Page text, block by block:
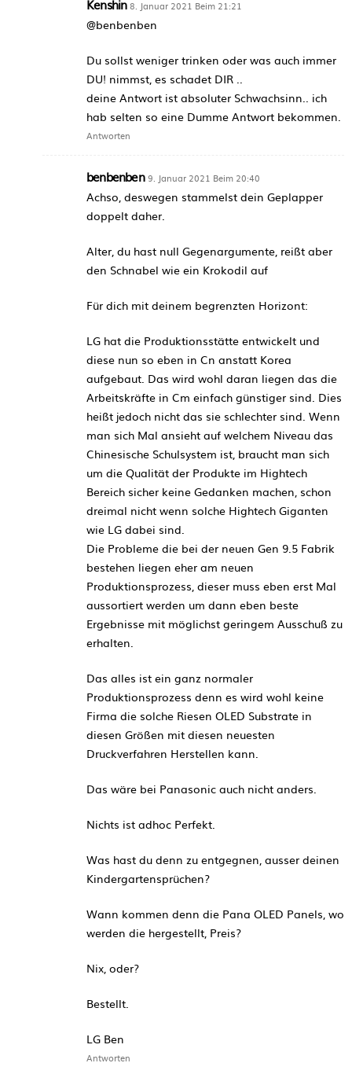
Kenshin 8. Januar 2021 Beim 21:21
@benbenben
Du sollst weniger trinken oder was auch immer
DU! nimmst, es schadet DIR ..
deine Antwort ist absoluter Schwachsinn.. ich
hab selten so eine Dumme Antwort bekommen.
Antworten
benbenben 9. Januar 2021 Beim 20:40
Achso, deswegen stammelst dein Geplapper
doppelt daher.
Alter, du hast null Gegenargumente, reißt aber
den Schnabel wie ein Krokodil auf
Für dich mit deinem begrenzten Horizont:
LG hat die Produktionsstätte entwickelt und
diese nun so eben in Cn anstatt Korea
aufgebaut. Das wird wohl daran liegen das die
Arbeitskräfte in Cm einfach günstiger sind. Dies
heißt jedoch nicht das sie schlechter sind. Wenn
man sich Mal ansieht auf welchem Niveau das
Chinesische Schulsystem ist, braucht man sich
um die Qualität der Produkte im Hightech
Bereich sicher keine Gedanken machen, schon
dreimal nicht wenn solche Hightech Giganten
wie LG dabei sind.
Die Probleme die bei der neuen Gen 9.5 Fabrik
bestehen liegen eher am neuen
Produktionsprozess, dieser muss eben erst Mal
aussortiert werden um dann eben beste
Ergebnisse mit möglichst geringem Ausschuß zu
erhalten.
Das alles ist ein ganz normaler
Produktionsprozess denn es wird wohl keine
Firma die solche Riesen OLED Substrate in
diesen Größen mit diesen neuesten
Druckverfahren Herstellen kann.
Das wäre bei Panasonic auch nicht anders.
Nichts ist adhoc Perfekt.
Was hast du denn zu entgegnen, ausser deinen
Kindergartensprüchen?
Wann kommen denn die Pana OLED Panels, wo
werden die hergestellt, Preis?
Nix, oder?
Bestellt.
LG Ben
Antworten